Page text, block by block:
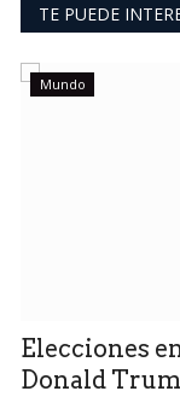
TE PUEDE
Mundo
Elecciones
Donald